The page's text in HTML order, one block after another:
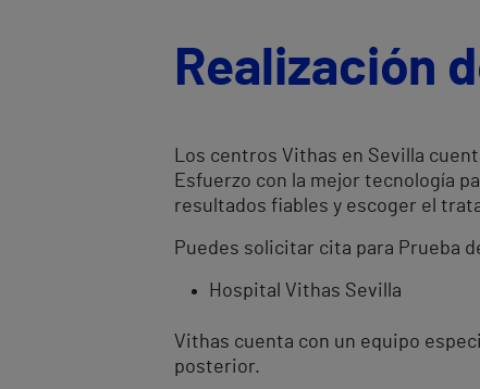
Realización
Los centros Vithas en Sevilla
Esfuerzo con la mejor tecnología
resultados fiables y escoger el
Puedes solicitar cita para Prueba
Hospital Vithas Sevilla
Vithas cuenta con un equipo
posterior.